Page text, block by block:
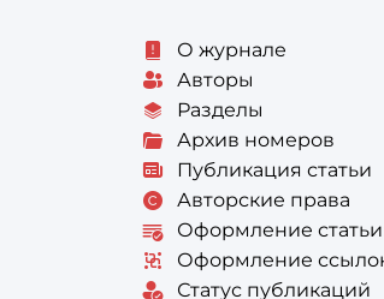
О журнале
Авторы
Разделы
Архив номеров
Публикация статьи
Авторские права
Оформление статьи
Оформление
Статус публикаций